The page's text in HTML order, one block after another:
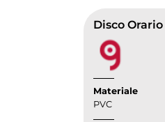
Disco
Materiale
PVC